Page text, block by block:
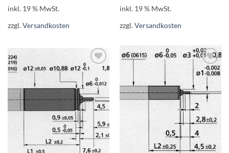
inkl. 19 % MwSt.
zzgl.Versandkosten
inkl. 19 % MwSt.
zzgl.Versandkosten
AUF DIE
WUNSCHLISTE
AUF DIE
WUNSCHLISTE